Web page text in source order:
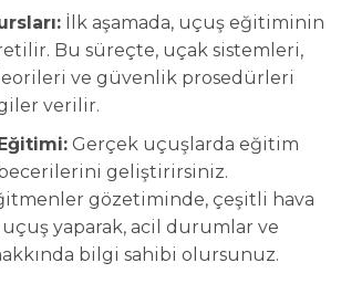
İlk aşamada, uçuş eğitiminin
Bu süreçte, uçak sistemleri,
ve güvenlik prosedürleri
verilir.
Gerçek uçuşlarda eğitim
geliştirirsiniz.
gözetiminde, çeşitli hava
uçuş yaparak, acil durumlar ve
bilgi sahibi olursunuz.